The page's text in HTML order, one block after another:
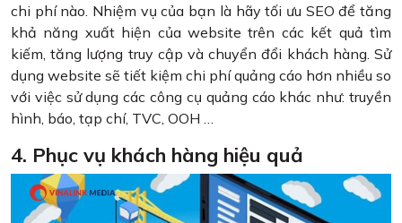
chi phí nào. Nhiệm vụ của bạn là hãy tối ưu SEO để tăng
khả năng xuất hiện của website trên các kết quả tìm
kiếm, tăng lượng truy cập và chuyển đổi khách hàng. Sử
dụng website sẽ tiết kiệm chi phí quảng cáo hơn nhiều so
với việc sử dụng các công cụ quảng cáo khác như: truyền
hình, báo, tạp chí, TVC, OOH …
4. Phục vụ khách hàng hiệu quả